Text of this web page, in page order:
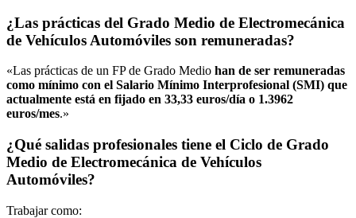
¿Las prácticas del Grado Medio de Electromecánica
de Vehículos Automóviles son remuneradas?
«Las prácticas de un FP de Grado Medio han de ser remuneradas
como mínimo con el Salario Mínimo Interprofesional (SMI) que
actualmente está en fijado en 33,33 euros/día o 1.3962
euros/mes.»
¿Qué salidas profesionales tiene el Ciclo de Grado
Medio de Electromecánica de Vehículos
Automóviles?
Trabajar como: